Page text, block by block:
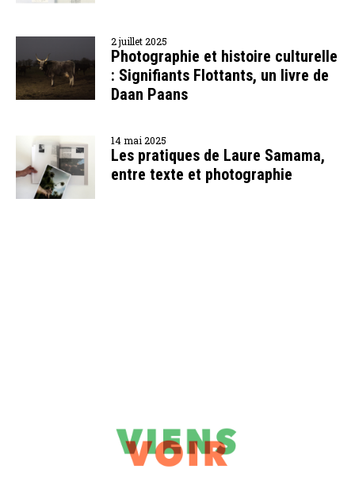
2 juillet 2025
Photographie et histoire culturelle
: Signifiants Flottants, un livre de
Daan Paans
14 mai 2025
Les pratiques de Laure Samama,
entre texte et photographie